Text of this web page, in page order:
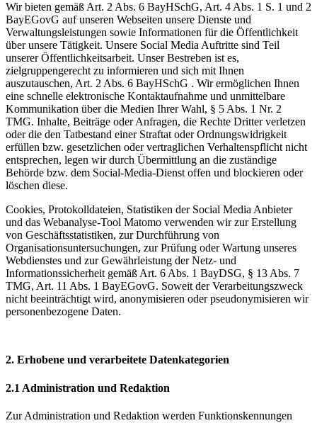
Wir bieten gemäß Art. 2 Abs. 6 BayHSchG, Art. 4 Abs. 1 S. 1 und 2
BayEGovG auf unseren Webseiten unsere Dienste und
Verwaltungsleistungen sowie Informationen für die Öffentlichkeit
über unsere Tätigkeit. Unsere Social Media Auftritte sind Teil
unserer Öffentlichkeitsarbeit. Unser Bestreben ist es,
zielgruppengerecht zu informieren und sich mit Ihnen
auszutauschen, Art. 2 Abs. 6 BayHSchG . Wir ermöglichen Ihnen
eine schnelle elektronische Kontaktaufnahme und unmittelbare
Kommunikation über die Medien Ihrer Wahl, § 5 Abs. 1 Nr. 2
TMG. Inhalte, Beiträge oder Anfragen, die Rechte Dritter verletzen
oder die den Tatbestand einer Straftat oder Ordnungswidrigkeit
erfüllen bzw. gesetzlichen oder vertraglichen Verhaltenspflicht nicht
entsprechen, legen wir durch Übermittlung an die zuständige
Behörde bzw. dem Social-Media-Dienst offen und blockieren oder
löschen diese.
Cookies, Protokolldateien, Statistiken der Social Media Anbieter
und das Webanalyse-Tool Matomo verwenden wir zur Erstellung
von Geschäftsstatistiken, zur Durchführung von
Organisationsuntersuchungen, zur Prüfung oder Wartung unseres
Webdienstes und zur Gewährleistung der Netz- und
Informationssicherheit gemäß Art. 6 Abs. 1 BayDSG, § 13 Abs. 7
TMG, Art. 11 Abs. 1 BayEGovG. Soweit der Verarbeitungszweck
nicht beeinträchtigt wird, anonymisieren oder pseudonymisieren wir
personenbezogene Daten.
2. Erhobene und verarbeitete Datenkategorien
2.1 Administration und Redaktion
Zur Administration und Redaktion werden Funktionskennungen